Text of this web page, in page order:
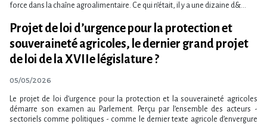
force dans la chaîne agroalimentaire. Ce qui n’était, il y a une dizaine d&...
Projet de loi d​‌’urgence pour la protection et
souveraineté agricoles, le dernier grand projet
de loi de la XVIIe législature ?
05/05/2026
Le projet de loi d​‌’urgence pour la protection et la souveraineté agricoles
démarre son examen au Parlement. Perçu par l​‌’ensemble des acteurs -
sectoriels comme politiques - comme le dernier texte agricole d​‌’envergure